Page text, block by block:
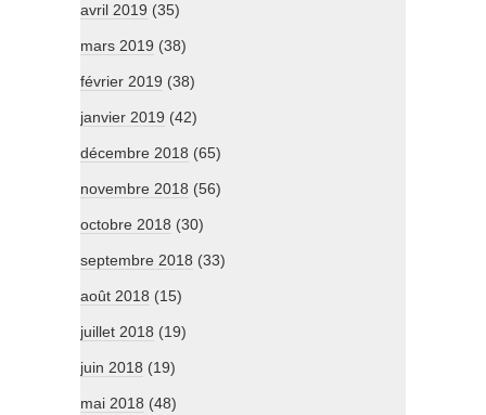
avril 2019 (35)
mars 2019 (38)
février 2019 (38)
janvier 2019 (42)
décembre 2018 (65)
novembre 2018 (56)
octobre 2018 (30)
septembre 2018 (33)
août 2018 (15)
juillet 2018 (19)
juin 2018 (19)
mai 2018 (48)